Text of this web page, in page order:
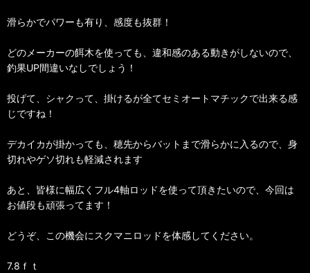
滑らかでパワーも有り、感度も抜群！
どのメーカーの餌木を使っても、違和感のある動きがしないので、
釣果UP間違いなしでしょう！
投げて、シャクって、掛けるが全てセミオートマチックで出来る感
じですね！
デカイカが掛かっても、穂先からバットまで滑らかに入るので、身
切れやゲソ切れも軽減されます
あと、皆様に幅広くフル4軸ロッドを使って頂きたいので、今回は
お値段も頑張ってます！
どうぞ、この機会にスクマニロッドを体感してください。
7.8ｆｔ